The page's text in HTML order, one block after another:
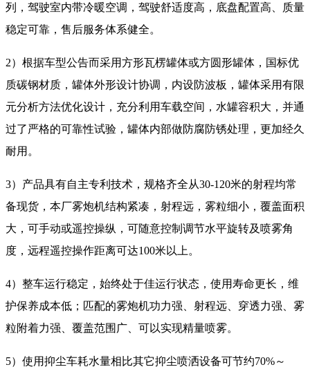
列，驾驶室内带冷暖空调，驾驶舒适度高，底盘配置高、质量
稳定可靠，售后服务体系健全。
2）根据车型公告而采用方形瓦楞罐体或方圆形罐体，国标优
质碳钢材质，罐体外形设计协调，内设防波板，罐体采用有限
元分析方法优化设计，充分利用车载空间，水罐容积大，并通
过了严格的可靠性试验，罐体内部做防腐防锈处理，更加经久
耐用。
3）产品具有自主专利技术，规格齐全从30-120米的射程均常
备现货，本厂雾炮机结构紧凑，射程远，雾粒细小，覆盖面积
大，可手动或遥控操纵，可随意控制调节水平旋转及喷雾角
度，远程遥控操作距离可达100米以上。
4）整车运行稳定，始终处于佳运行状态，使用寿命更长，维
护保养成本低；匹配的雾炮机功力强、射程远、穿透力强、雾
粒附着力强、覆盖范围广、可以实现精量喷雾。
5）使用抑尘车耗水量相比其它抑尘喷洒设备可节约70%～